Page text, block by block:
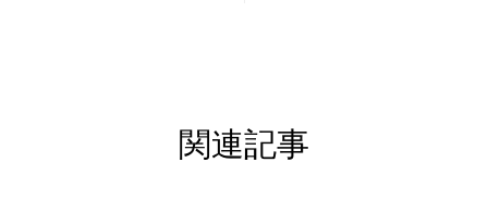
関連記事